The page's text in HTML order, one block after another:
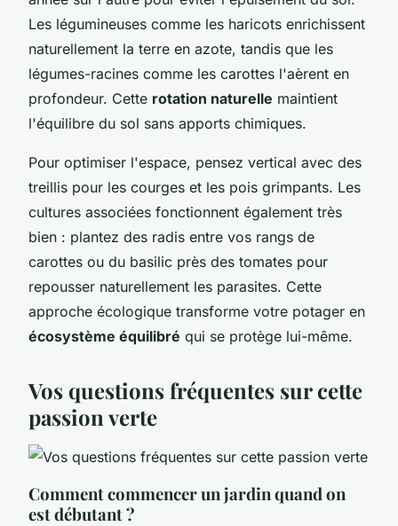
Les légumineuses comme les haricots enrichissent
naturellement la terre en azote, tandis que les
légumes-racines comme les carottes l'aèrent en
profondeur. Cette rotation naturelle maintient
l'équilibre du sol sans apports chimiques.
Pour optimiser l'espace, pensez vertical avec des
treillis pour les courges et les pois grimpants. Les
cultures associées fonctionnent également très
bien : plantez des radis entre vos rangs de
carottes ou du basilic près des tomates pour
repousser naturellement les parasites. Cette
approche écologique transforme votre potager en
écosystème équilibré qui se protège lui-même.
Vos questions fréquentes sur cette
passion verte
Comment commencer un jardin quand on
est débutant ?